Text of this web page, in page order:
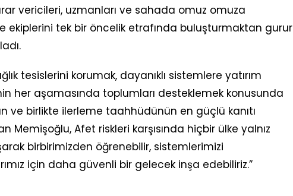
vericileri, uzmanları ve sahada omuz omuza
ekiplerini tek bir öncelik etrafında buluşturmaktan gurur
tesislerini korumak, dayanıklı sistemlere yatırım
her aşamasında toplumları desteklemek konusunda
ve birlikte ilerleme taahhüdünün en güçlü kanıtı
Memişoğlu, Afet riskleri karşısında hiçbir ülke yalnız
birbirimizden öğrenebilir, sistemlerimizi
için daha güvenli bir gelecek inşa edebiliriz.”